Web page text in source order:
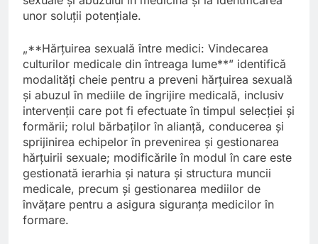
unor soluții potențiale.
„**Hărțuirea sexuală între medici: Vindecarea
culturilor medicale din întreaga lume**” identifică
modalități cheie pentru a preveni hărțuirea sexuală
și abuzul în mediile de îngrijire medicală, inclusiv
intervenții care pot fi efectuate în timpul selecției și
formării; rolul bărbaților în alianță, conducerea și
sprijinirea echipelor în prevenirea și gestionarea
hărțuirii sexuale; modificările în modul în care este
gestionată ierarhia și natura și structura muncii
medicale, precum și gestionarea mediilor de
învățare pentru a asigura siguranța medicilor în
formare.